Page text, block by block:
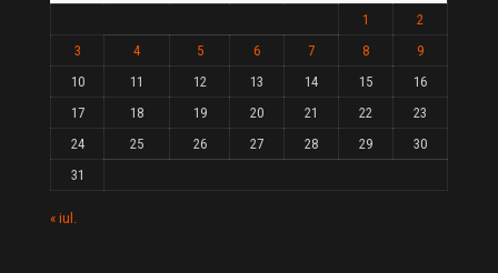
1
2
3
4 5 6 7 8
9
10
11 12 13 14 15
16
17
18 19 20 21 22
23
24
25 26 27 28 29
30
31
« iul.